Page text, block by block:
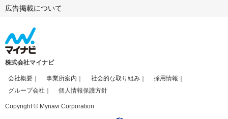
広告掲載について
株式会社マイナビ
会社概要 事業所案内 社会的な取り組み
採用情報
グループ会社
個人情報保護方針
Copyright © Mynavi Corporation